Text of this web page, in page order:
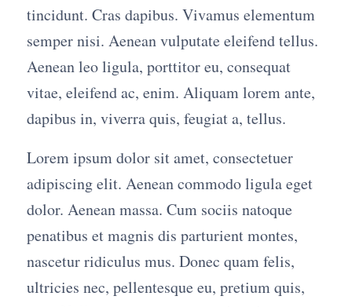
tincidunt. Cras dapibus. Vivamus elementum
semper nisi. Aenean vulputate eleifend tellus.
Aenean leo ligula, porttitor eu, consequat
vitae, eleifend ac, enim. Aliquam lorem ante,
dapibus in, viverra quis, feugiat a, tellus.
Lorem ipsum dolor sit amet, consectetuer
adipiscing elit. Aenean commodo ligula eget
dolor. Aenean massa. Cum sociis natoque
penatibus et magnis dis parturient montes,
nascetur ridiculus mus. Donec quam felis,
ultricies nec, pellentesque eu, pretium quis,